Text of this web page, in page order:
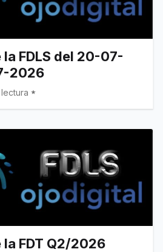
FDLS del 20-07-
2026
la FDT Q2/2026